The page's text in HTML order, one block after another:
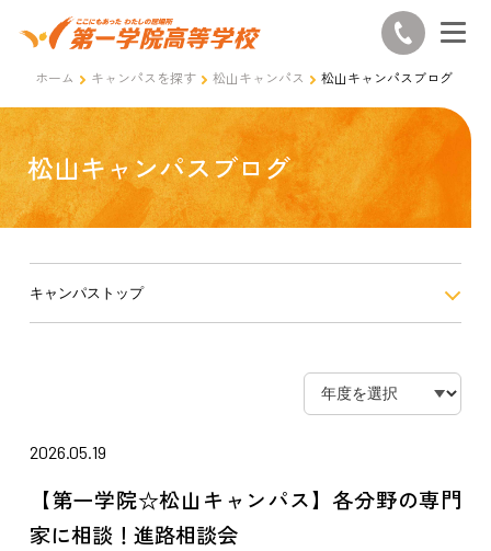
ホーム キャンパスを探す 松山キャンパス 松山キャンパスブログ
松山キャンパスブログ
キャンパストップ
2026.05.19
【第一学院☆松山キャンパス】各分野の専門
家に相談！進路相談会